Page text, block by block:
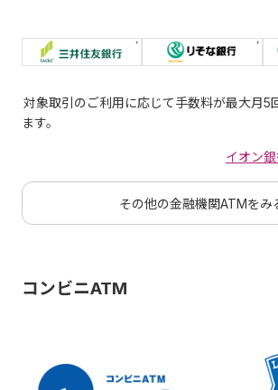
お取引種
設時の
お引出し 50万円
お振込み
合計
対象取引のご利用に応じて手数料が最大月5
ます。
イオン
その他の金融機関ATMをみ
コンビニATM